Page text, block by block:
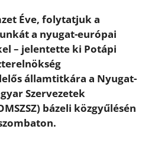
Éve, folytatjuk a
a nyugat-európai
– jelentette ki Potápi
államtitkára a Nyugat-
Szervezetek
bázeli közgyűlésén